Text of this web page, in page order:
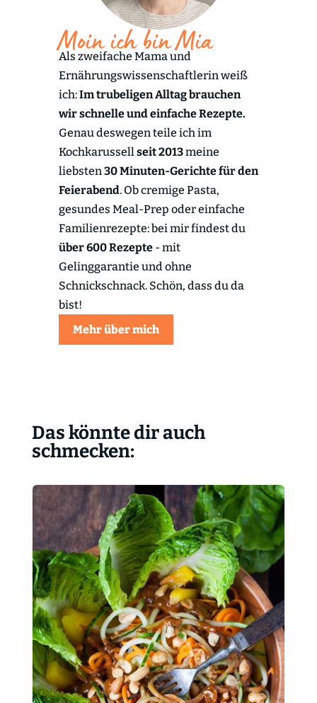
Moin ich bin Mia
Als zweifache Mama und
Ernährungswissenschaftlerin weiß
ich:Im trubeligen Alltag brauchen
wir schnelle und einfache Rezepte.
Genau deswegen teile ich im
Kochkarussellseit 2013meine
liebsten30 Minuten-Gerichte für den
Feierabend. Ob cremige Pasta,
gesundes Meal-Prep oder einfache
Familienrezepte: bei mir findest du
über 600 Rezepte- mit
Gelinggarantie und ohne
Schnickschnack. Schön, dass du da
bist!
Mehr über mich
Das könnte dir auch
schmecken: